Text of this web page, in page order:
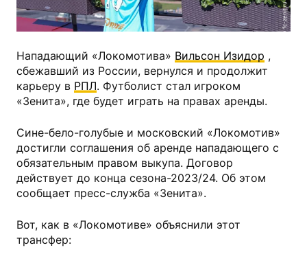
fc-zenit.ru
Нападающий «Локомотива» Вильсон Изидор ,
сбежавший из России, вернулся и продолжит
карьеру в РПЛ. Футболист стал игроком
«Зенита», где будет играть на правах аренды.
Сине-бело-голубые и московский «Локомотив»
достигли соглашения об аренде нападающего с
обязательным правом выкупа. Договор
действует до конца сезона-2023/24. Об этом
сообщает пресс-служба «Зенита».
Вот, как в «Локомотиве» объяснили этот
трансфер: